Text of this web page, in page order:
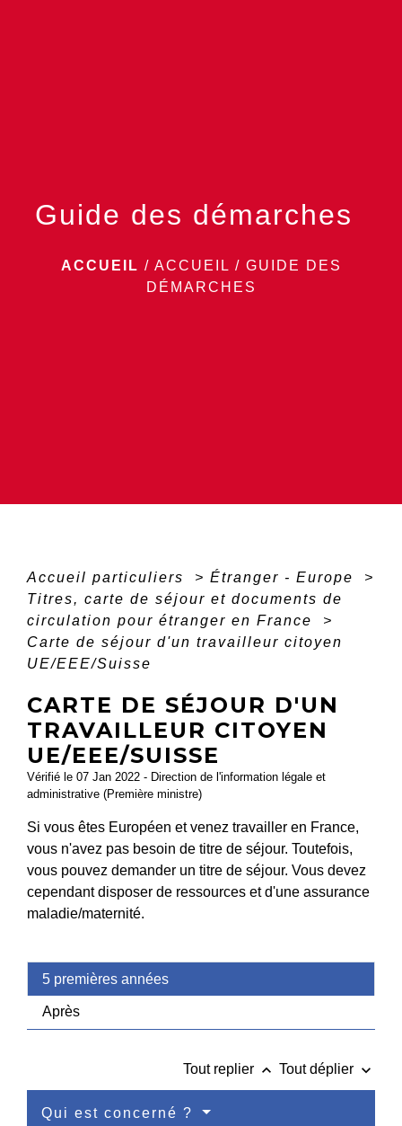
Guide des démarches
ACCUEIL / ACCUEIL / GUIDE DES
DÉMARCHES
Accueil particuliers > Étranger - Europe
>
Titres, carte de séjour et documents de
circulation pour étranger en France
>
Carte de séjour d'un travailleur citoyen
UE/EEE/Suisse
CARTE DE SÉJOUR D'UN
TRAVAILLEUR CITOYEN
UE/EEE/SUISSE
Vérifié le 07 Jan 2022 - Direction de l'information légale et
administrative (Première ministre)
Si vous êtes Européen et venez travailler en France,
vous n'avez pas besoin de titre de séjour. Toutefois,
vous pouvez demander un titre de séjour. Vous devez
cependant disposer de ressources et d'une assurance
maladie/maternité.
5 premières années
Après
Tout replier keyboard_arrow_up Tout déplier keyboard_arrow_down
Qui est concerné ?